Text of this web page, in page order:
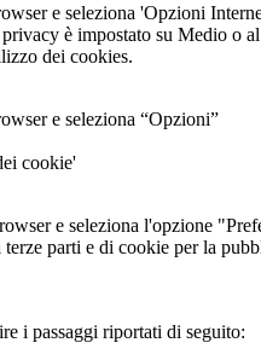
e seleziona 'Opzioni
è impostato su Medio o
dei cookies.
e seleziona “Opzioni”
cookie'
e seleziona l'opzione
parti e di cookie per la
i passaggi riportati di seguito: